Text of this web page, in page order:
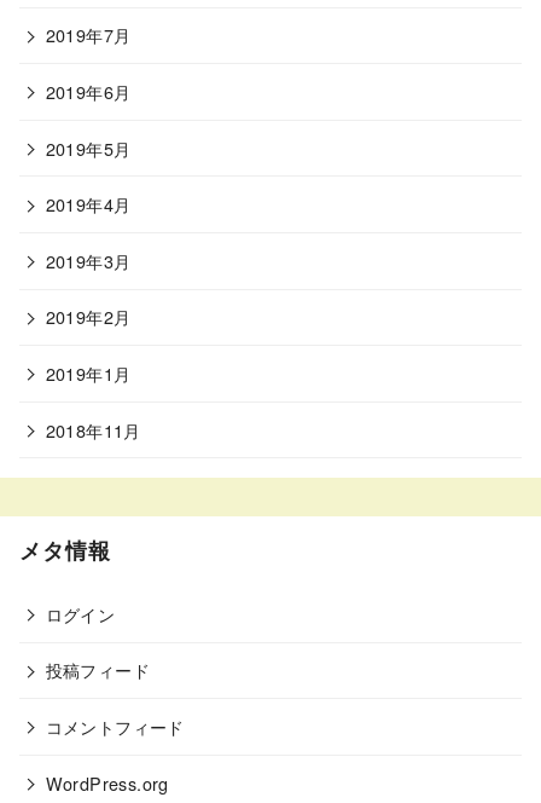
2019年7月
2019年6月
2019年5月
2019年4月
2019年3月
2019年2月
2019年1月
2018年11月
メタ情報
ログイン
投稿フィード
コメントフィード
WordPress.org